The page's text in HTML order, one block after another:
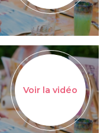
Voir la vidéo